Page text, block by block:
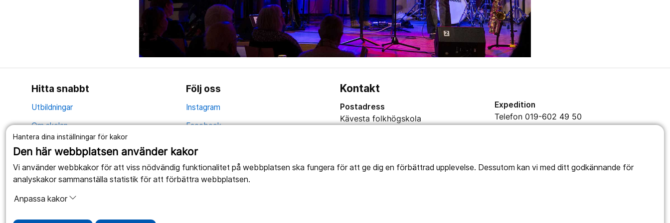
Hantera dina inställningar för kakor
Den här webbplatsen använder kakor
Vi använder webbkakor för att viss nödvändig funktionalitet på webbplatsen ska fungera för att ge dig en förbättrad upplevelse. Dessutom kan vi med ditt godkännande för
analyskakor sammanställa statistik för att förbättra webbplatsen.
Anpassa kakor
Hitta snabbt
Utbildningar
Om skolan
Evenemang
Nyheter
Kontakt
Vägbeskrivning
Följ oss
Instagram
Facebook
Kontakt
Postadress
Kävesta folkhögskola
Expedition
Telefon 019-602 49 50